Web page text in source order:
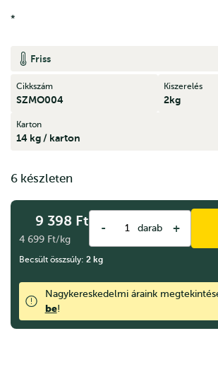
*
Friss
Cikkszám
SZMO004
Kiszerelés
2kg
Karton
14 kg / karton
6 készleten
9 398 Ft
4 699 Ft/kg
- darab +
Becsült összsúly: 2 kg
Nagykereskedelmi áraink
be!